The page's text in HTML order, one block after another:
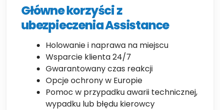
Główne korzyści z
ubezpieczenia Assistance
Holowanie i naprawa na miejscu
Wsparcie klienta 24/7
Gwarantowany czas reakcji
Opcje ochrony w Europie
Pomoc w przypadku awarii technicznej,
wypadku lub błędu kierowcy